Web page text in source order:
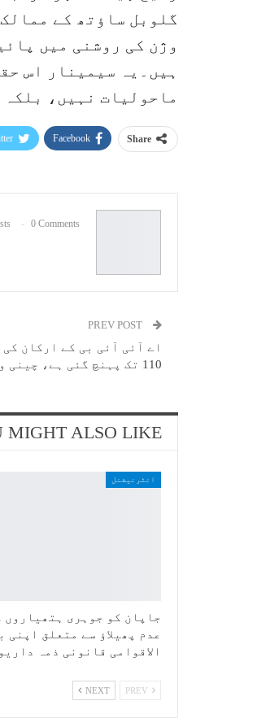
گلوبل ساؤتھ کے
وژن کی روشنی میں
ہیں۔یہ سیمینار اس
ماحولیات نہیں،
Share
Facebook
0 Comments
110 تک پہنچ گئی ہے، چینی وزیر اعظم
MIGHT ALSO LIKE
انٹرنیشنل
جاپان کو جوہری ہتھیاروں
عدم پھیلاؤ سے متعلق اپنی
الاقوامی قانونی ذمہ
NEXT